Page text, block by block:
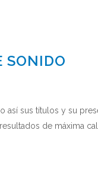
SONIDO
sus títulos y su
de máxima